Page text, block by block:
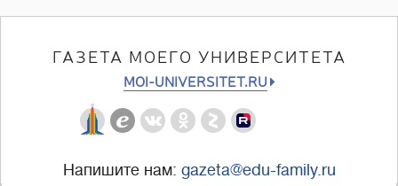
ГАЗЕТА МОЕГО УНИВЕРСИТЕТА
MOI-UNIVERSITET.RU
Напишите нам: gazeta@edu-family.ru